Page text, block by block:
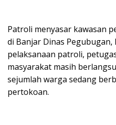
Patroli menyasar kawasan
di Banjar Dinas Pegubugan,
pelaksanaan patroli,
masyarakat masih
sejumlah warga sedang
pertokoan.